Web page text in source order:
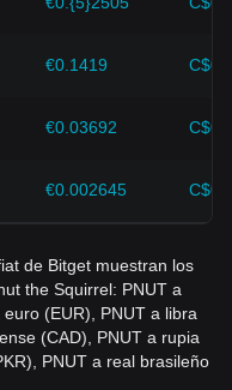
monitorear de cerca
consecuencia en un
€0.1419
€0.03692
€0.002645
de Bitget muestran los
the Squirrel: PNUT a
(EUR), PNUT a libra
(CAD), PNUT a rupia
PNUT a real brasileño